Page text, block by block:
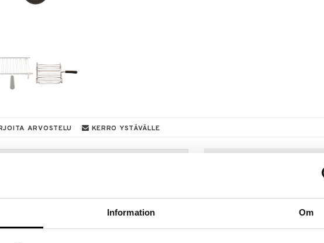
Information Om
ARVOSTELU KERRO YSTÄVÄLLE
hinnoilla!
31.8.2026 asti mutta ole nopea -
voivat päästä loppumaan!